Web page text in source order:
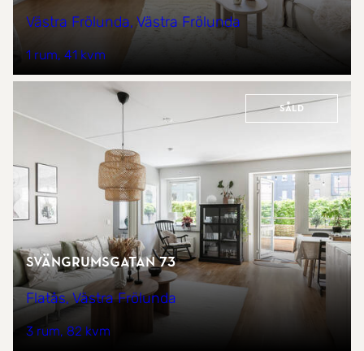
Västra Frölunda, Västra Frölunda
1 rum 41 kvm
Såld
Svängrumsgatan 73
Flatås, Västra Frölunda
3 rum 82 kvm